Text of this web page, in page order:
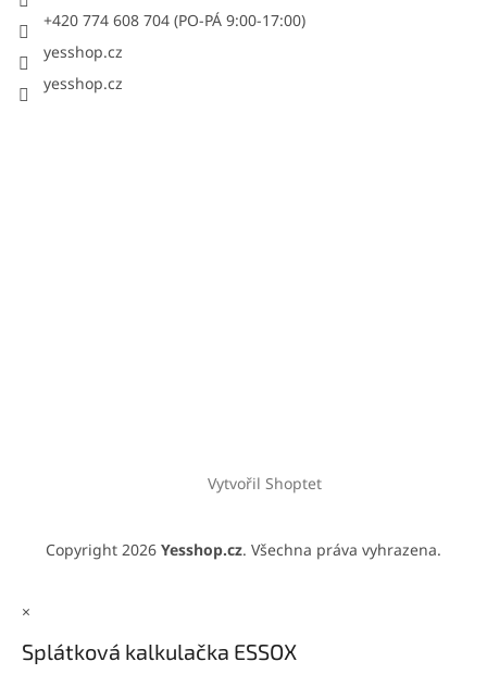
+420 774 608 704 (PO-PÁ 9:00-17:00)
yesshop.cz
yesshop.cz
Vytvořil Shoptet
Copyright 2026 Yesshop.cz. Všechna práva vyhrazena.
×
Splátková kalkulačka ESSOX